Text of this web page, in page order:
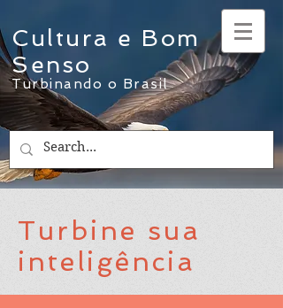
Cultura e Bom
Senso
Turbinando o Brasil
Turbine sua
inteligência